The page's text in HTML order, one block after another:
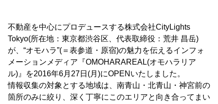
不動産を中心にプロデュースする株式会社CityLights
Tokyo(所在地：東京都渋谷区、代表取締役：荒井 昌岳)
が、“オモハラ”(＝表参道・原宿)の魅力を伝えるインフォ
メーションメディア『OMOHARAREAL(オモハラリア
ル)』を2016年6月27日(月)にOPENいたしました。
情報収集の対象とする地域は、南青山・北青山・神宮前の
箇所のみに絞り、深く丁寧にこのエリアと向き合ってまい